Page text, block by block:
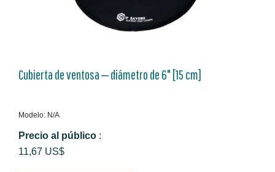
Cubierta de ventosa ‒ diámetro de 6" [15 cm]
Modelo: N/A
Precio al público :
11,67 US$